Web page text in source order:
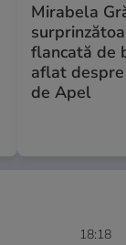
Mirabela
flancată de
aflat
de Apel
18:18